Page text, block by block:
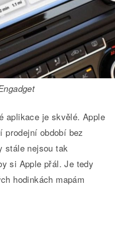
aplikace je skvělé. Apple
období bez
stále nejsou tak
si Apple přál. Je tedy
hodinkách mapám